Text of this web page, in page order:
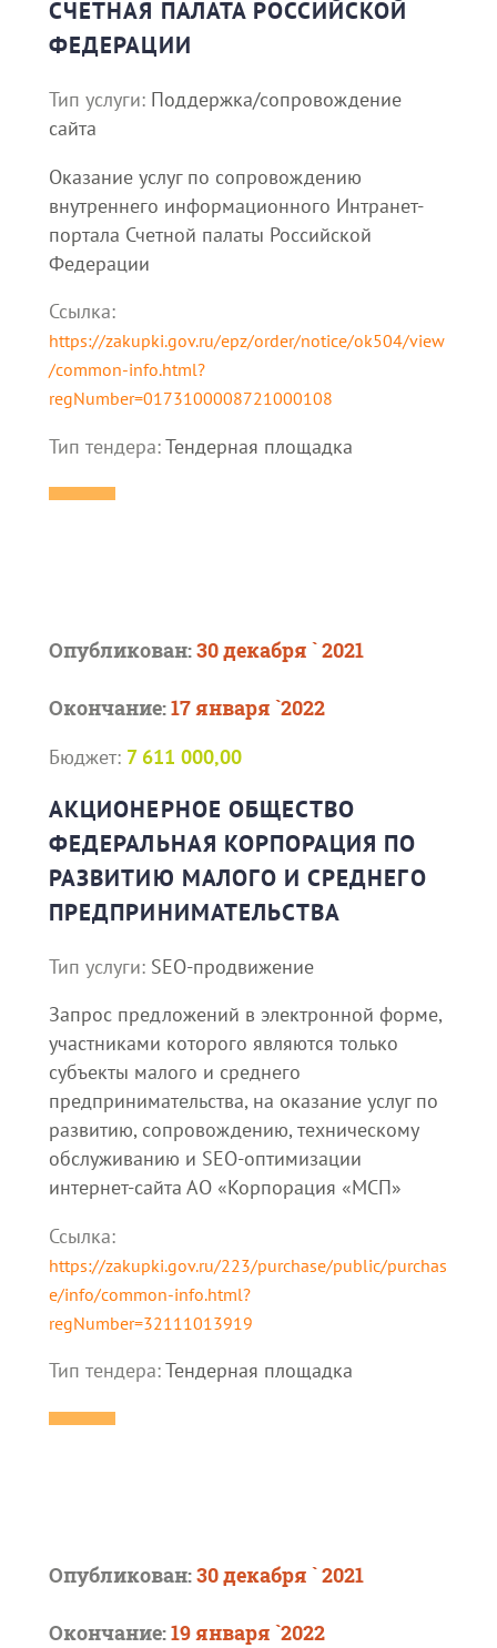
СЧЕТНАЯ ПАЛАТА РОССИЙСКОЙ
ФЕДЕРАЦИИ
Тип услуги: Поддержка/сопровождение
сайта
Оказание услуг по сопровождению
внутреннего информационного Интранет-
портала Счетной палаты Российской
Федерации
Ссылка:
https://zakupki.gov.ru/epz/order/notice/ok504/view
/common-info.html?
regNumber=0173100008721000108
Тип тендера:Тендерная площадка
Опубликован:30 декабря ` 2021
Окончание:17 января `2022
Бюджет: 7 611 000,00
АКЦИОНЕРНОЕ ОБЩЕСТВО
ФЕДЕРАЛЬНАЯ КОРПОРАЦИЯ ПО
РАЗВИТИЮ МАЛОГО И СРЕДНЕГО
ПРЕДПРИНИМАТЕЛЬСТВА
Тип услуги: SEO-продвижение
Запрос предложений в электронной форме,
участниками которого являются только
субъекты малого и среднего
предпринимательства, на оказание услуг по
развитию, сопровождению, техническому
обслуживанию и SEO-оптимизации
интернет-сайта АО «Корпорация «МСП»
Ссылка:
https://zakupki.gov.ru/223/purchase/public/purchas
e/info/common-info.html?
regNumber=32111013919
Тип тендера:Тендерная площадка
Опубликован:30 декабря ` 2021
Окончание:19 января `2022